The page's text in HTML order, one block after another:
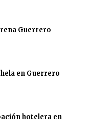
Guerrero
en Guerrero
hotelera en